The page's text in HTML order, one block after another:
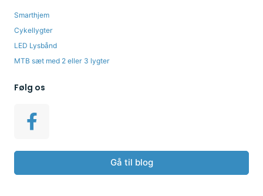
Smarthjem
Cykellygter
LED Lysbånd
MTB sæt med 2 eller 3 lygter
Følg os
Gå til blog